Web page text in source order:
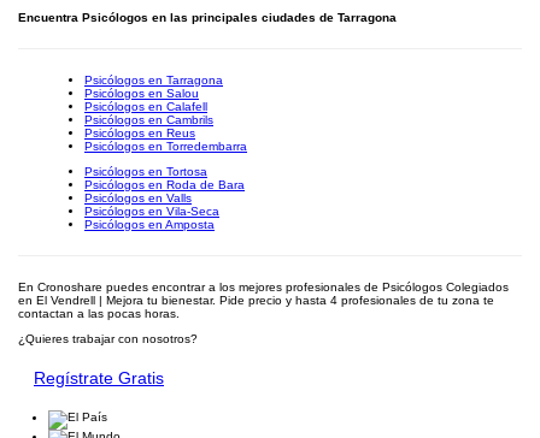
Encuentra Psicólogos en las principales ciudades de Tarragona
Psicólogos en Tarragona
Psicólogos en Salou
Psicólogos en Calafell
Psicólogos en Cambrils
Psicólogos en Reus
Psicólogos en Torredembarra
Psicólogos en Tortosa
Psicólogos en Roda de Bara
Psicólogos en Valls
Psicólogos en Vila-Seca
Psicólogos en Amposta
En Cronoshare puedes encontrar a los mejores profesionales de Psicólogos Colegiados
en El Vendrell | Mejora tu bienestar. Pide precio y hasta 4 profesionales de tu zona te
contactan a las pocas horas.
¿Quieres trabajar con nosotros?
Regístrate Gratis